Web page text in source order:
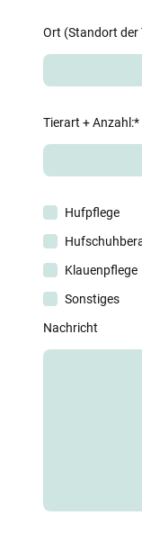
Ort (Standort der
Tierart + Anzahl:*
Hufpflege
Klauenpflege
Sonstiges
Nachricht